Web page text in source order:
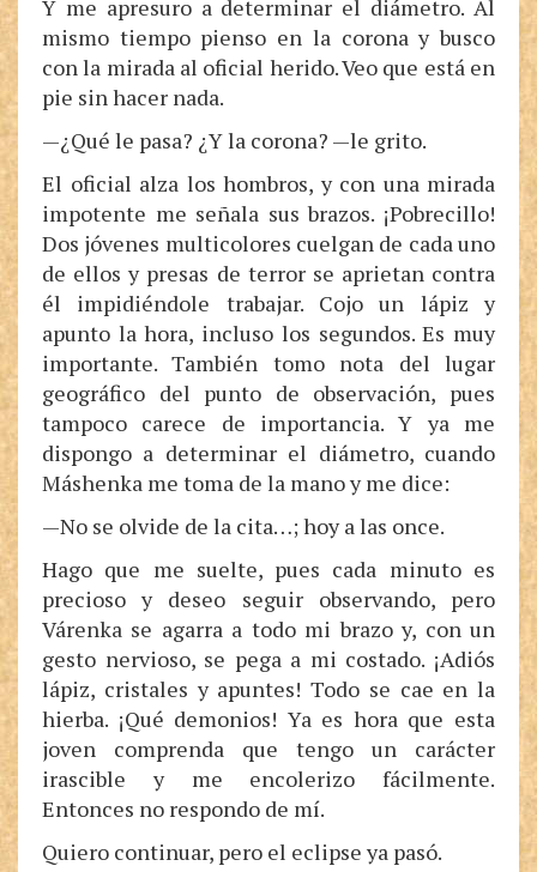
Y me apresuro a determinar el diámetro. Al
mismo tiempo pienso en la corona y busco
con la mirada al oficial herido. Veo que está en
pie sin hacer nada.
—¿Qué le pasa? ¿Y la corona? —le grito.
El oficial alza los hombros, y con una mirada
impotente me señala sus brazos. ¡Pobrecillo!
Dos jóvenes multicolores cuelgan de cada uno
de ellos y presas de terror se aprietan contra
él impidiéndole trabajar. Cojo un lápiz y
apunto la hora, incluso los segundos. Es muy
importante. También tomo nota del lugar
geográfico del punto de observación, pues
tampoco carece de importancia. Y ya me
dispongo a determinar el diámetro, cuando
Máshenka me toma de la mano y me dice:
—No se olvide de la cita…; hoy a las once.
Hago que me suelte, pues cada minuto es
precioso y deseo seguir observando, pero
Várenka se agarra a todo mi brazo y, con un
gesto nervioso, se pega a mi costado. ¡Adiós
lápiz, cristales y apuntes! Todo se cae en la
hierba. ¡Qué demonios! Ya es hora que esta
joven comprenda que tengo un carácter
irascible y me encolerizo fácilmente.
Entonces no respondo de mí.
Quiero continuar, pero el eclipse ya pasó.